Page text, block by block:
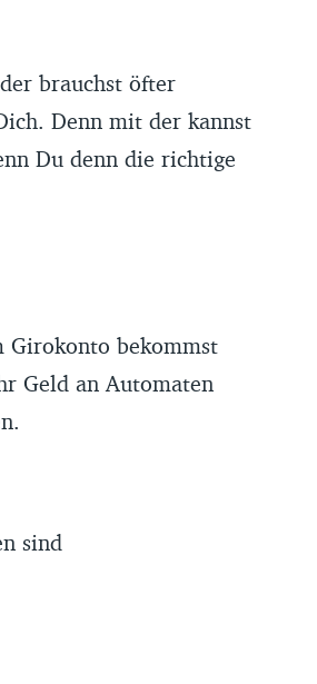
brauchst öfter
Denn mit der kannst
Du denn die richtige
Girokonto bekommst
Geld an Automaten
sind